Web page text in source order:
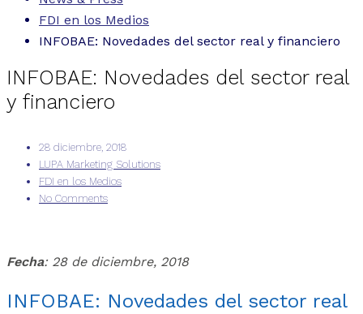
FDI en los Medios
INFOBAE: Novedades del sector real y financiero
INFOBAE: Novedades del sector real
y financiero
28 diciembre, 2018
LUPA Marketing Solutions
FDI en los Medios
No Comments
Fecha: 28 de diciembre, 2018
INFOBAE: Novedades del sector real